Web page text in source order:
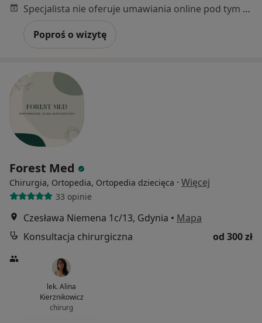
Specjalista nie oferuje umawiania online pod tym adresem.
Poproś o wizytę
Forest Med
Chirurgia, Ortopedia, Ortopedia dziecięca · Więcej
33 opinie
Czesława Niemena 1c/13, Gdynia • Mapa
Konsultacja chirurgiczna
od 300 zł
lek. Alina
Kierznikowicz
chirurg